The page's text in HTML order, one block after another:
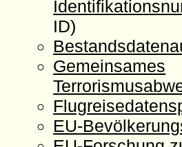
ID)
Gemeinsames
EU-